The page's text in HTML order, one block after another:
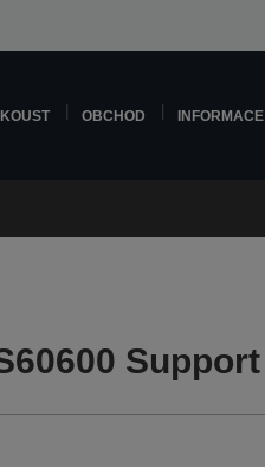
OBCHOD INFORMACE
Support